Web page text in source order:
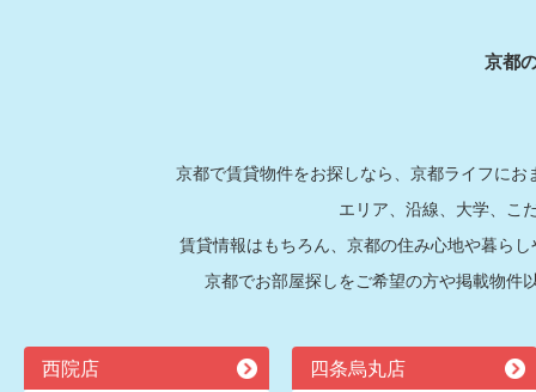
京都
京都で賃貸物件をお探しなら、京都ライフに
エリア、沿線、大学、こ
賃貸情報はもちろん、京都の住み心地や暮ら
京都でお部屋探しをご希望の方や掲載物件
西院店 四条烏丸店